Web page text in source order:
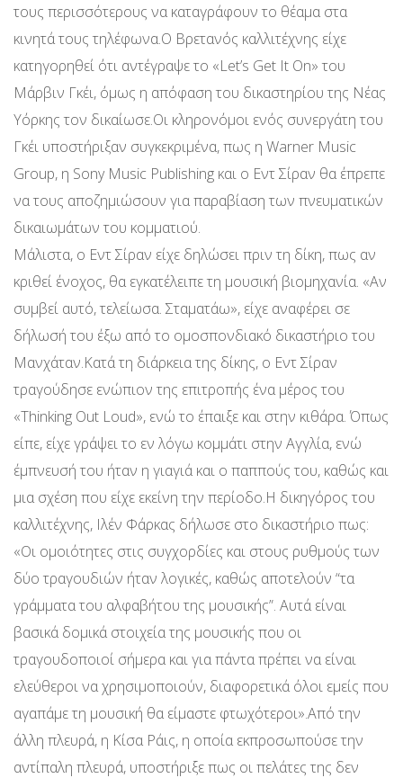
τους περισσότερους να καταγράφουν το θέαμα στα
κινητά τους τηλέφωνα.Ο Βρετανός καλλιτέχνης είχε
κατηγορηθεί ότι αντέγραψε το «Let’s Get It On» του
Μάρβιν Γκέι, όμως η απόφαση του δικαστηρίου της Νέας
Υόρκης τον δικαίωσε.Οι κληρονόμοι ενός συνεργάτη του
Γκέι υποστήριξαν συγκεκριμένα, πως η Warner Music
Group, η Sony Music Publishing και ο Εντ Σίραν θα έπρεπε
να τους αποζημιώσουν για παραβίαση των πνευματικών
δικαιωμάτων του κομματιού.
Μάλιστα, ο Εντ Σίραν είχε δηλώσει πριν τη δίκη, πως αν
κριθεί ένοχος, θα εγκατέλειπε τη μουσική βιομηχανία. «Αν
συμβεί αυτό, τελείωσα. Σταματάω», είχε αναφέρει σε
δήλωσή του έξω από το ομοσπονδιακό δικαστήριο του
Μανχάταν.Κατά τη διάρκεια της δίκης, ο Εντ Σίραν
τραγούδησε ενώπιον της επιτροπής ένα μέρος του
«Thinking Out Loud», ενώ το έπαιξε και στην κιθάρα. Όπως
είπε, είχε γράψει το εν λόγω κομμάτι στην Αγγλία, ενώ
έμπνευσή του ήταν η γιαγιά και ο παππούς του, καθώς και
μια σχέση που είχε εκείνη την περίοδο.Η δικηγόρος του
καλλιτέχνης, Ιλέν Φάρκας δήλωσε στο δικαστήριο πως:
«Οι ομοιότητες στις συγχορδίες και στους ρυθμούς των
δύο τραγουδιών ήταν λογικές, καθώς αποτελούν “τα
γράμματα του αλφαβήτου της μουσικής”. Αυτά είναι
βασικά δομικά στοιχεία της μουσικής που οι
τραγουδοποιοί σήμερα και για πάντα πρέπει να είναι
ελεύθεροι να χρησιμοποιούν, διαφορετικά όλοι εμείς που
αγαπάμε τη μουσική θα είμαστε φτωχότεροι».Από την
άλλη πλευρά, η Κίσα Ράις, η οποία εκπροσωπούσε την
αντίπαλη πλευρά, υποστήριξε πως οι πελάτες της δεν